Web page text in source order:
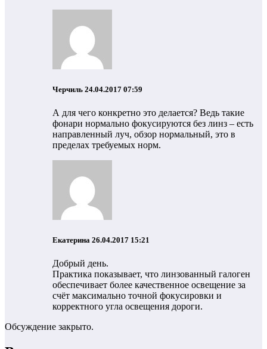
Черчиль 24.04.2017 07:59
А для чего конкретно это делается? Ведь такие
фонари нормально фокусируются без линз – есть
направленный луч, обзор нормальный, это в
пределах требуемых норм.
Екатерина 26.04.2017 15:21
Добрый день.
Практика показывает, что линзованный галоген
обеспечивает более качественное освещение за
счёт максимально точной фокусировки и
корректного угла освещения дороги.
Обсуждение закрыто.